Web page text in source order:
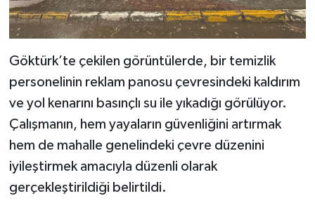
Göktürk’te çekilen görüntülerde, bir temizlik
personelinin reklam panosu çevresindeki kaldırım
ve yol kenarını basınçlı su ile yıkadığı görülüyor.
Çalışmanın, hem yayaların güvenliğini artırmak
hem de mahalle genelindeki çevre düzenini
iyileştirmek amacıyla düzenli olarak
gerçekleştirildiği belirtildi.